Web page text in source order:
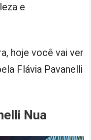
e
hoje você vai ver
Flávia Pavanelli
Nua